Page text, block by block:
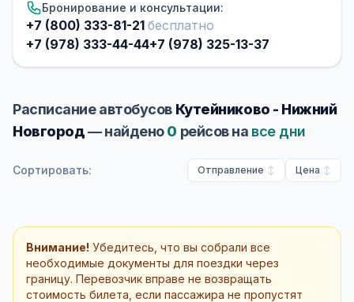
Бронирование и консультации:
+7 (800) 333-81-21 бесплатно
+7 (978) 333-44-44+7 (978) 325-13-37
Расписание автобусов Кутейниково - Нижний
Новгород— найдено0 рейсов на все дни
Сортировать: Отправление Цена
Внимание! Убедитесь, что вы собрали все
необходимые документы для поездки через
границу. Перевозчик вправе не возвращать
стоимость билета, если пассажира не пропустят